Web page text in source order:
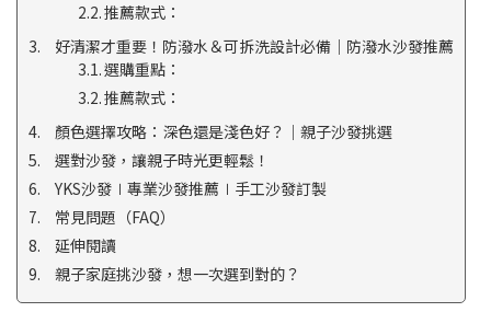
推薦款式：
好清潔才重要！防潑水＆可拆洗設計必備｜防潑水沙發推薦
選購重點：
推薦款式：
顏色選擇攻略：深色還是淺色好？｜親子沙發挑選
選對沙發，讓親子時光更輕鬆！
YKS沙發∣專業沙發推薦∣手工沙發訂製
常見問題（FAQ）
延伸閱讀
親子家庭挑沙發，想一次選到對的？